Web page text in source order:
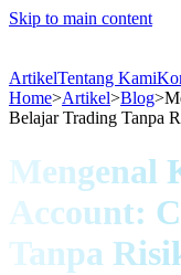
Skip to main content
ArtikelTentang Kami
Home>Artikel>Blog>
Belajar Trading Tanpa
Mengenal
Account:
Tanpa